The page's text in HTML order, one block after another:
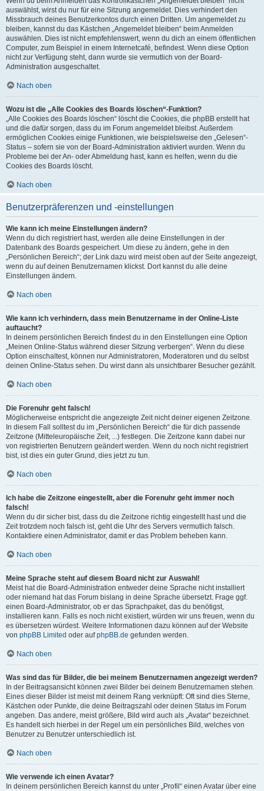
auswählst, wirst du nur für eine Sitzung angemeldet. Dies verhindert den
Missbrauch deines Benutzerkontos durch einen Dritten. Um angemeldet zu
bleiben, kannst du das Kästchen „Angemeldet bleiben“ beim Anmelden
auswählen. Dies ist nicht empfehlenswert, wenn du dich an einem öffentlichen
Computer, zum Beispiel in einem Internetcafé, befindest. Wenn diese Option
nicht zur Verfügung steht, dann wurde sie vermutlich von der Board-
Administration ausgeschaltet.
Nach oben
Wozu ist die „Alle Cookies des Boards löschen“-Funktion?
„Alle Cookies des Boards löschen“ löscht die Cookies, die phpBB erstellt hat
und die dafür sorgen, dass du im Forum angemeldet bleibst. Außerdem
ermöglichen Cookies einige Funktionen, wie beispielsweise den „Gelesen“-
Status – sofern sie von der Board-Administration aktiviert wurden. Wenn du
Probleme bei der An- oder Abmeldung hast, kann es helfen, wenn du die
Cookies des Boards löscht.
Nach oben
Benutzerpräferenzen und -einstellungen
Wie kann ich meine Einstellungen ändern?
Wenn du dich registriert hast, werden alle deine Einstellungen in der
Datenbank des Boards gespeichert. Um diese zu ändern, gehe in den
„Persönlichen Bereich“; der Link dazu wird meist oben auf der Seite angezeigt,
wenn du auf deinen Benutzernamen klickst. Dort kannst du alle deine
Einstellungen ändern.
Nach oben
Wie kann ich verhindern, dass mein Benutzername in der Online-Liste
auftaucht?
In deinem persönlichen Bereich findest du in den Einstellungen eine Option
„Meinen Online-Status während dieser Sitzung verbergen“. Wenn du diese
Option einschaltest, können nur Administratoren, Moderatoren und du selbst
deinen Online-Status sehen. Du wirst dann als unsichtbarer Besucher gezählt.
Nach oben
Die Forenuhr geht falsch!
Möglicherweise entspricht die angezeigte Zeit nicht deiner eigenen Zeitzone.
In diesem Fall solltest du im „Persönlichen Bereich“ die für dich passende
Zeitzone (Mitteleuropäische Zeit, ...) festlegen. Die Zeitzone kann dabei nur
von registrierten Benutzern geändert werden. Wenn du noch nicht registriert
bist, ist dies ein guter Grund, dies jetzt zu tun.
Nach oben
Ich habe die Zeitzone eingestellt, aber die Forenuhr geht immer noch
falsch!
Wenn du dir sicher bist, dass du die Zeitzone richtig eingestellt hast und die
Zeit trotzdem noch falsch ist, geht die Uhr des Servers vermutlich falsch.
Kontaktiere einen Administrator, damit er das Problem beheben kann.
Nach oben
Meine Sprache steht auf diesem Board nicht zur Auswahl!
Meist hat die Board-Administration entweder deine Sprache nicht installiert
oder niemand hat das Forum bislang in deine Sprache übersetzt. Frage ggf.
einen Board-Administrator, ob er das Sprachpaket, das du benötigst,
installieren kann. Falls es noch nicht existiert, würden wir uns freuen, wenn du
es übersetzen würdest. Weitere Informationen dazu können auf der Website
von phpBB Limited oder aufphpBB.de gefunden werden.
Nach oben
Was sind das für Bilder, die bei meinem Benutzernamen angezeigt werden?
In der Beitragsansicht können zwei Bilder bei deinem Benutzernamen stehen.
Eines dieser Bilder ist meist mit deinem Rang verknüpft: Oft sind dies Sterne,
Kästchen oder Punkte, die deine Beitragszahl oder deinen Status im Forum
angeben. Das andere, meist größere, Bild wird auch als „Avatar“ bezeichnet.
Es handelt sich hierbei in der Regel um ein persönliches Bild, welches von
Benutzer zu Benutzer unterschiedlich ist.
Nach oben
Wie verwende ich einen Avatar?
In deinem persönlichen Bereich kannst du unter „Profil“ einen Avatar über eine